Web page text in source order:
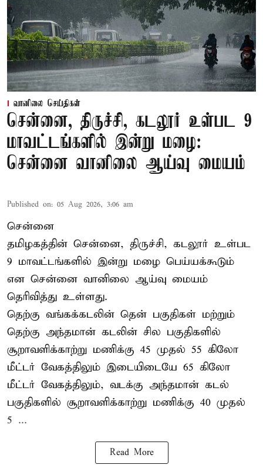
வானிலை செய்திகள்
சென்னை, திருச்சி, கடலூர் உள்பட 9
மாவட்டங்களில் இன்று மழை:
சென்னை வானிலை ஆய்வு மையம்
Published on: 05 Aug 2026, 3:06 am
சென்னை
தமிழகத்தின் சென்னை, திருச்சி, கடலூர் உள்பட
9 மாவட்டங்களில் இன்று மழை பெய்யக்கூடும்
என சென்னை வானிலை ஆய்வு மையம்
தெரிவித்து உள்ளது.
தெற்கு வங்கக்கடலின் தென் பகுதிகள் மற்றும்
தெற்கு அந்தமான் கடலின் சில பகுதிகளில்
சூறாவளிக்காற்று மணிக்கு 45 முதல் 55 கிலோ
மீட்டர் வேகத்திலும் இடையிடையே 65 கிலோ
மீட்டர் வேகத்திலும், வடக்கு அந்தமான் கடல்
பகுதிகளில் சூறாவளிக்காற்று மணிக்கு 40 முதல்
5 ...
Read More